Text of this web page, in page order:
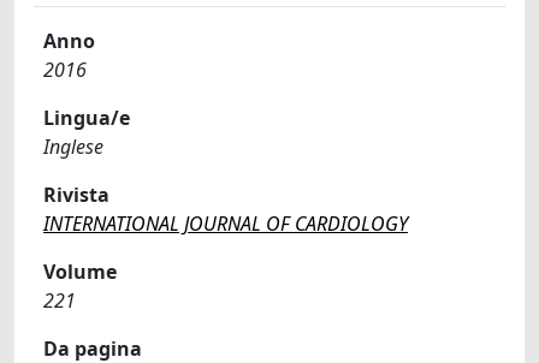
Anno
2016
Lingua/e
Inglese
Rivista
INTERNATIONAL JOURNAL OF CARDIOLOGY
Volume
221
Da pagina